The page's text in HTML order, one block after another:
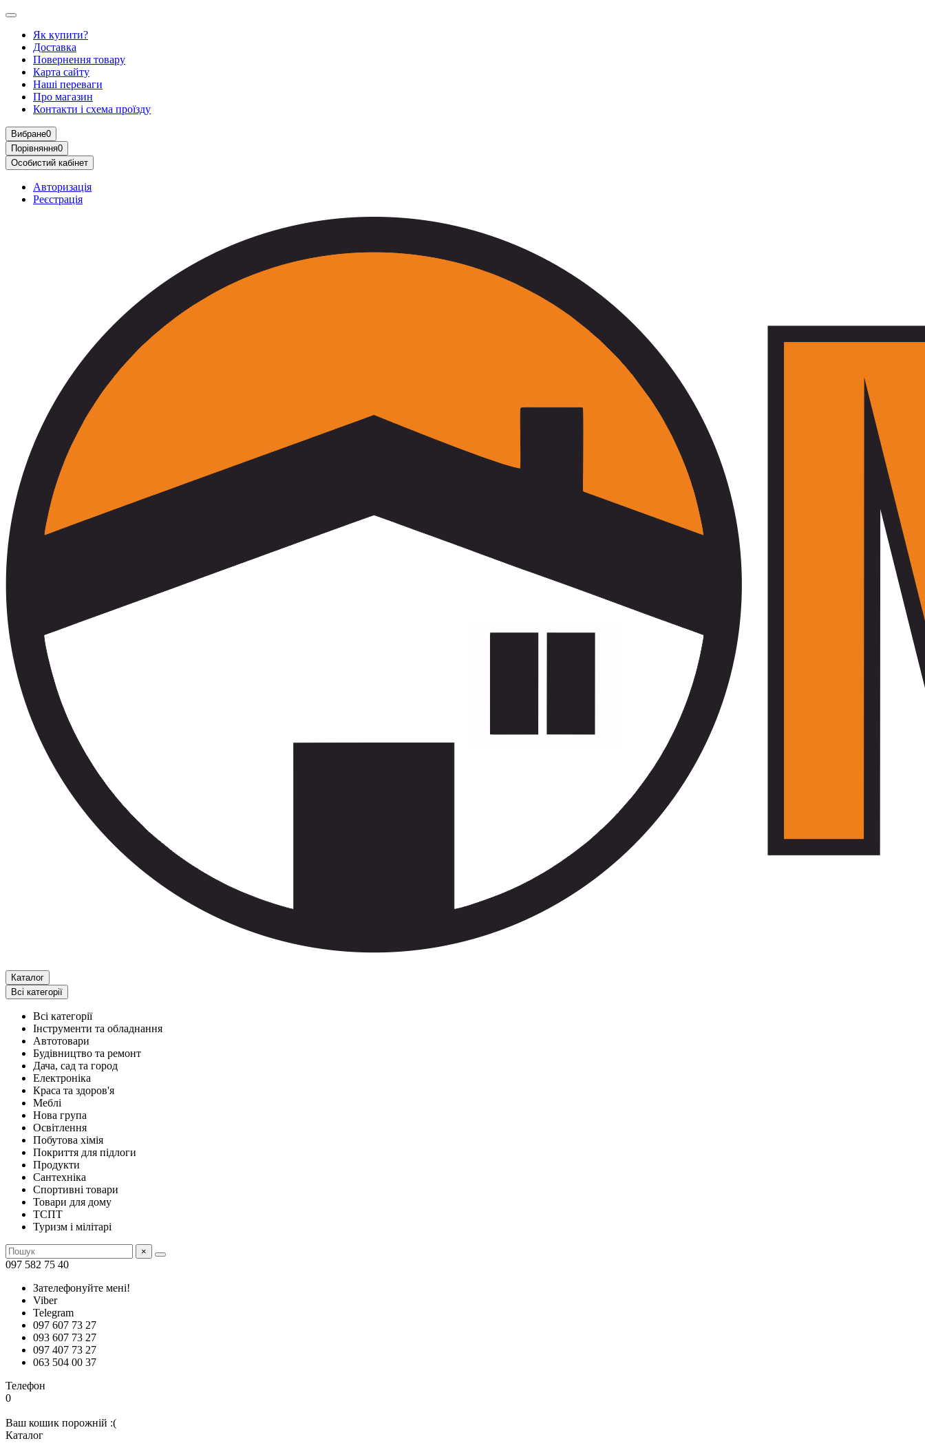
Як купити?
Доставка
Повернення товару
Карта сайту
Наші переваги
Про магазин
Контакти і схема проїзду
Вибране0
Порівняння0
Особистий кабінет
Авторизація
Реєстрація
Каталог
Всі категорії
Всі категорії
Інструменти та обладнання
Автотовари
Будівництво та ремонт
Дача, сад та город
Електроніка
Краса та здоров'я
Меблі
Нова група
Освітлення
Побутова хімія
Покриття для підлоги
Продукти
Сантехніка
Спортивні товари
Товари для дому
ТСПТ
Туризм і мілітарі
×
097 582 75 40
Зателефонуйте мені!
Viber
Telegram
097 607 73 27
093 607 73 27
097 407 73 27
063 504 00 37
Телефон
0
Ваш кошик порожній :(
Каталог